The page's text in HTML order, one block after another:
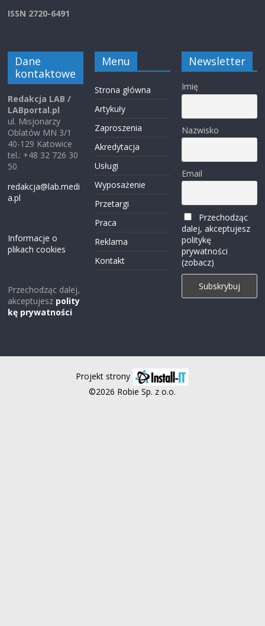
ISSN 2720-6491
Dane
kontaktowe
Redakcja LAB /
LABportal.pl
ul. Misjonarzy
Oblatów MN 3/1
40-129 Katowice
tel.: +48 32 726 30
50
redakcja@lab.medi
a.pl
Informacje o
plikach cookies
Przechodząc dalej,
akceptujesz polity
kę prywatności
Menu
Strona główna
Artykuły
Zaproszenia
Akredytacja
Usługi
Wyposażenie
Przetargi
Praca
Reklama
Kontakt
Newsletter
Imię
Nazwisko
Email
Przechodząc
dalej, akceptujesz
politykę
prywatności
(zobacz)
Projekt strony
©2026 Robie Sp. z o.o.